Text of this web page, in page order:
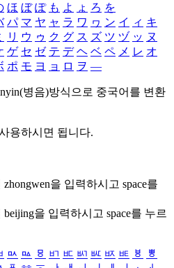
ほ ぼ ぽ も よ ょ ろ を
パ マ ヤ ャ ラ ワ ヮ ン イ ィ キ
リ ウ ゥ ク グ ス ズ ツ ヅ ッ ヌ
ゲ セ ゼ テ デ ヘ ベ ペ メ レ オ
ポ モ ヨ ョ ロ ヲ ―
병음)방식으로 중국어를 변환
용하시면 됩니다.
zhongwen을 입력하시고 space를
beijing을 입력하시고 space를 누르
ㅯ ㅰ ㅱ ㅲ ㅳ ㅴ ㅵ ㅶ ㅷ ㅸ
ㅹ